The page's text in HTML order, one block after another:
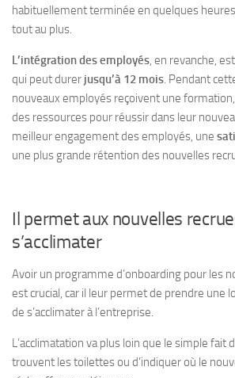
habituellement terminée en quelques
tout au plus.
L’intégration des employés, en revanche,
qui peut durer jusqu’à 12 mois. Pendant
nouveaux employés reçoivent une
des ressources pour réussir dans leur
meilleur engagement des employés, une
une plus grande rétention des nouvelles
Il permet aux nouvelles
s’acclimater
Avoir un programme d’onboarding pour les
est crucial, car il leur permet de prendre une
de s’acclimater à l’entreprise.
L’acclimatation va plus loin que le simple fait
trouvent les toilettes ou d’indiquer où le